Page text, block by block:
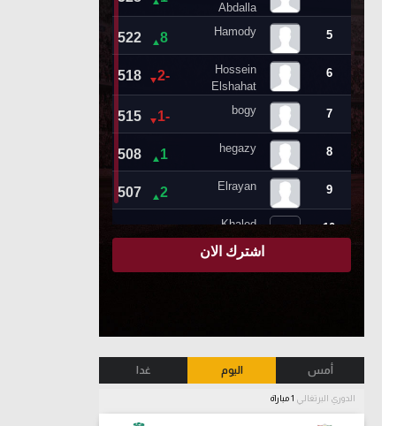
أمس اليوم غدا
الدوري البرتغالي